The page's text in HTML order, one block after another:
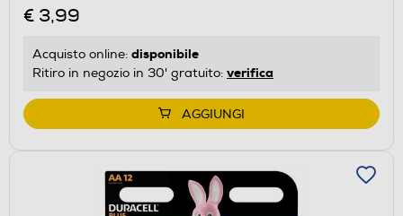
€ 3,99
Acquisto online: disponibile
Ritiro in negozio in 30' gratuito: verifica
AGGIUNGI